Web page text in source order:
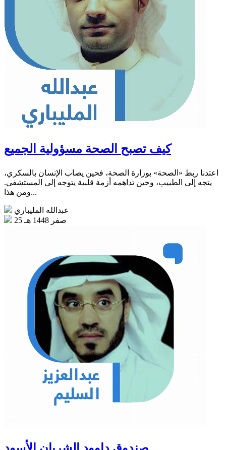
كيف تصبح الصحة مسؤولية الجميع
اعتدنا ربط «الصحة» بوزارة الصحة، فحين يصاب الإنسان بالسكري،
يتجه إلى الطبيب، وحين تداهمه أزمة قلبية يتوجه إلى المستشفى.
ومن هذا...
عبدالله المليباري
25 صفر 1448 هـ